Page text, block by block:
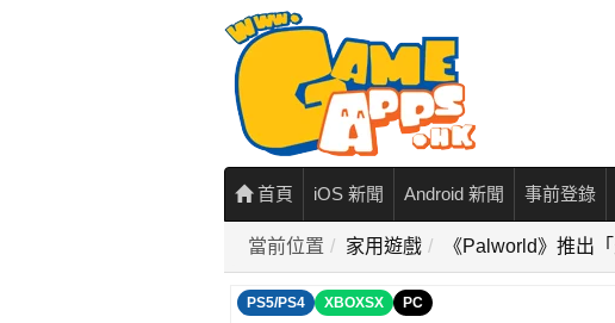
首頁 iOS 新聞 Android 新聞 事前登錄
當前位置 家用遊戲 《Palworld》推出
PS5/PS4 XBOXSX PC